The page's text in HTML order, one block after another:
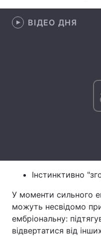
ВІДЕО ДНЯ
Інстинктивно
У моменти сильного
можуть несвідомо
ембріональну:
відвертатися від